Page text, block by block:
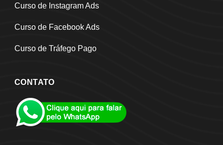
Curso de Instagram Ads
Curso de Facebook Ads
Curso de Tráfego Pago
CONTATO